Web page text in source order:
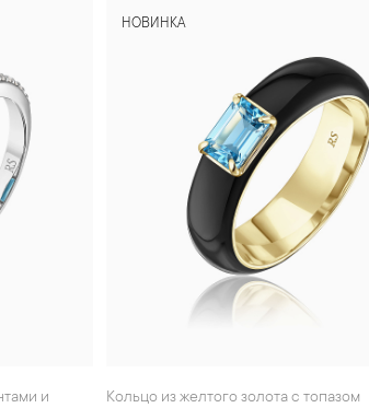
НОВИНКА
Кольцо из желтого золота с топазом